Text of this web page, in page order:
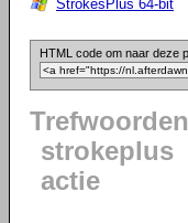
StrokesPlus 64-bit
HTML code om naar deze
strokeplus
actie